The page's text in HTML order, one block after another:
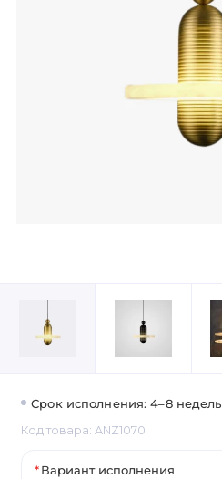
Срок исполнения: 4–8 недель
Код товара: ANZ1070
Вариант исполнения